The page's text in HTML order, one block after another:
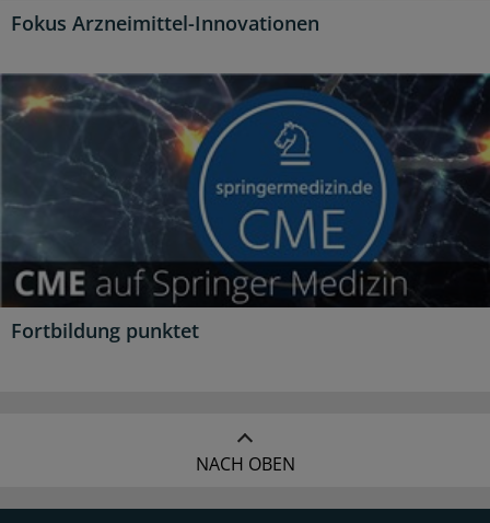
Fokus Arzneimittel-Innovationen
Fortbildung punktet
NACH OBEN